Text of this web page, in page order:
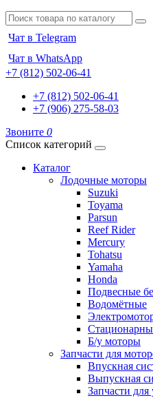
Чат в Telegram
Чат в WhatsApp
+7 (812) 502-06-41
+7 (812) 502-06-41
+7 (906) 275-58-03
Звоните 0
Список категорий
Каталог
Лодочные моторы
Suzuki
Toyama
Parsun
Reef Rider
Mercury
Tohatsu
Yamaha
Honda
Подвесные
Водомётные
Б/у моторы
Запчасти для
Впускная
Выпускная
Запчасти